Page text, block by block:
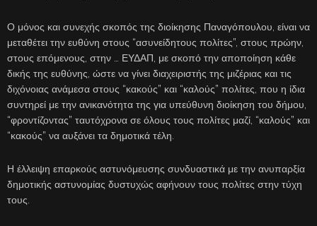
Ο μόνος και συνεχής σκοπός της διοίκησης Παναγόπουλου, είναι να
μεταθέτει την ευθύνη στους “ασυνείδητους πολίτες”, στους πρώην,
στους επόμενους, στην … ΕΥΔΑΠ, με σκοπό την αποποίηση κάθε
δικής της ευθύνης, ώστε να γίνει διαχειριστής της μιζέριας και τις
διχόνοιας ανάμεσα στους “κακούς” και “καλούς” πολίτες, που η ίδια
συντηρεί με την ανικανότητα της για υπεύθυνη διοίκηση του δήμου,
“φροντίζοντας” ταυτόχρονα σε όλους τους πολίτες μαζί, “καλούς” και
“κακούς” να αυξάνει τα δημοτικά τέλη.
Η έλλειψη επαρκούς αστυνόμευσης συνδυαστικά με την ανυπαρξία
δημοτικής αστυνομίας δυστυχώς αφήνουν τους πολίτες στην τύχη
τους.